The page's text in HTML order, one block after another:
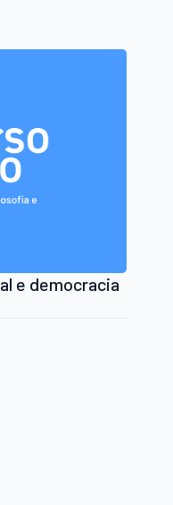
e democracia